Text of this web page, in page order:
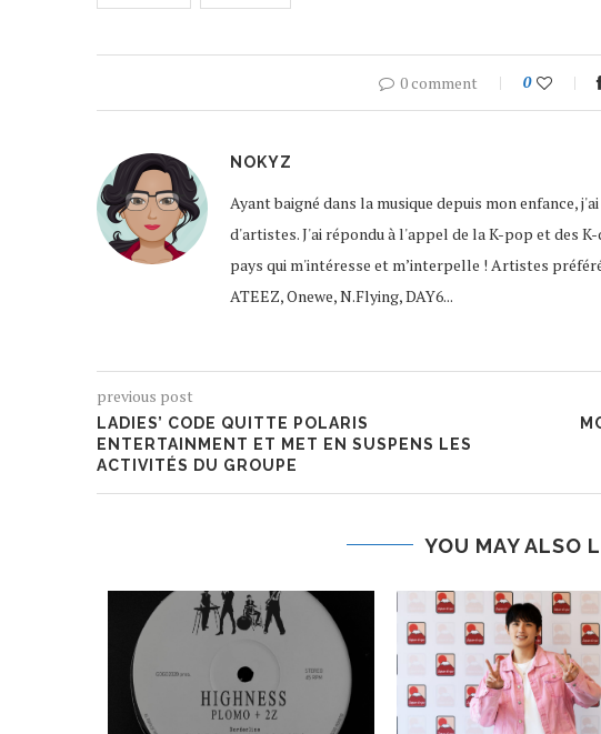
0 comment 0
NOKYZ
Ayant baigné dans la musique depuis mon enfance,
d'artistes. J'ai répondu à l'appel de la K-pop et des K-
pays qui m'intéresse et m’interpelle ! Artistes
ATEEZ, Onewe, N.Flying, DAY6...
previous post
LADIES’ CODE QUITTE POLARIS
ENTERTAINMENT ET MET EN SUSPENS LES
ACTIVITÉS DU GROUPE
YOU MAY ALSO